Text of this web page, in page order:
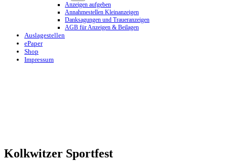
Anzeigen aufgeben
Annahmestellen Kleinanzeigen
Danksagungen und Traueranzeigen
AGB für Anzeigen & Beilagen
Auslagestellen
ePaper
Shop
Impressum
Kolkwitzer Sportfest